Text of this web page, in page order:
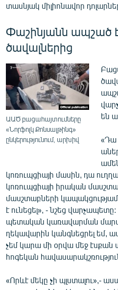
տասնյակ միլիոնավոր
Փաշինյանն ապշած
ծավալներից
ԱԱԾ բացահայտումները
«Նորֆոլկ Քոնսալթինգ»
ընկերությունում, արխիվ
են
«Դա
կոռուպցիայի մասին, դա
կոռուպցիայի իրական
մասշտաբների
է ունեցել», - նշեց
պետական կառավարման
ղեկավարին կանգնեցրել եմ,
չեմ կարա մի օրվա մեջ էսքան
հոգեկան
«Որևէ մեկը չի պլստալու»,-